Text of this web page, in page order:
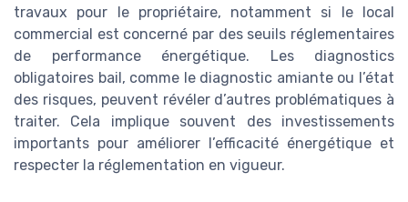
travaux pour le propriétaire, notamment si le local
commercial est concerné par des seuils réglementaires
de performance énergétique. Les diagnostics
obligatoires bail, comme le diagnostic amiante ou l’état
des risques, peuvent révéler d’autres problématiques à
traiter. Cela implique souvent des investissements
importants pour améliorer l’efficacité énergétique et
respecter la réglementation en vigueur.